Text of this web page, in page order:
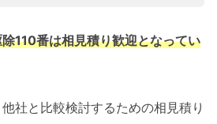
110番は相見積り歓迎となってい
社と比較検討するための相見積り